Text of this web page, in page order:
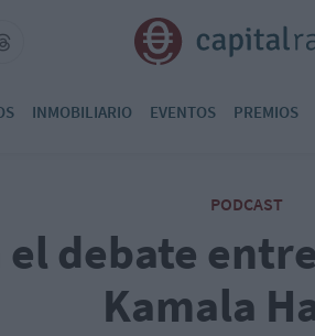
INMOBILIARIO EVENTOS PREMIOS
PODCAST
el debate
Kamala